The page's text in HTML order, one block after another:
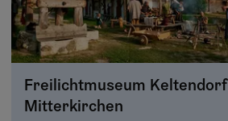
Freilichtmuseum Keltendorf
Mitterkirchen